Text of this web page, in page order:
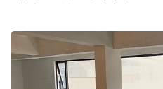
위치한 거리
쇼핑몰
테라스